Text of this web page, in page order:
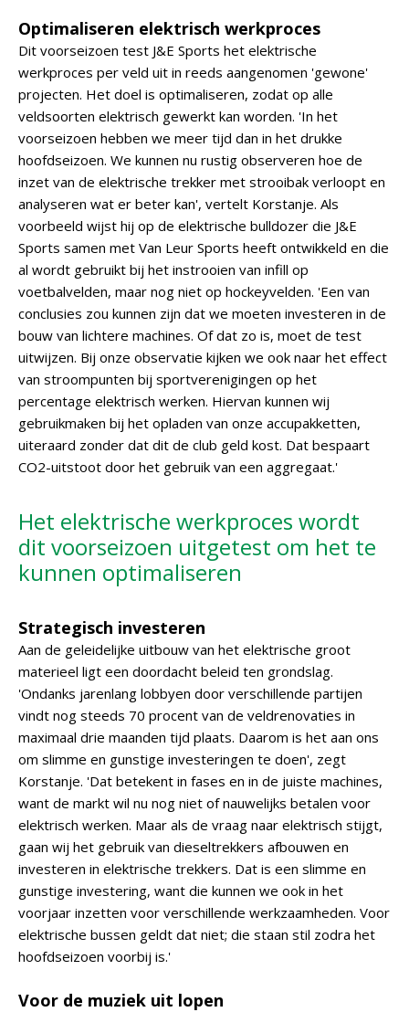
Optimaliseren elektrisch werkproces
Dit voorseizoen test J&E Sports het elektrische
werkproces per veld uit in reeds aangenomen 'gewone'
projecten. Het doel is optimaliseren, zodat op alle
veldsoorten elektrisch gewerkt kan worden. 'In het
voorseizoen hebben we meer tijd dan in het drukke
hoofdseizoen. We kunnen nu rustig observeren hoe de
inzet van de elektrische trekker met strooibak verloopt en
analyseren wat er beter kan', vertelt Korstanje. Als
voorbeeld wijst hij op de elektrische bulldozer die J&E
Sports samen met Van Leur Sports heeft ontwikkeld en die
al wordt gebruikt bij het instrooien van infill op
voetbalvelden, maar nog niet op hockeyvelden. 'Een van
conclusies zou kunnen zijn dat we moeten investeren in de
bouw van lichtere machines. Of dat zo is, moet de test
uitwijzen. Bij onze observatie kijken we ook naar het effect
van stroompunten bij sportverenigingen op het
percentage elektrisch werken. Hiervan kunnen wij
gebruikmaken bij het opladen van onze accupakketten,
uiteraard zonder dat dit de club geld kost. Dat bespaart
CO2-uitstoot door het gebruik van een aggregaat.'
Het elektrische werkproces wordt
dit voorseizoen uitgetest om het te
kunnen optimaliseren
Strategisch investeren
Aan de geleidelijke uitbouw van het elektrische groot
materieel ligt een doordacht beleid ten grondslag.
'Ondanks jarenlang lobbyen door verschillende partijen
vindt nog steeds 70 procent van de veldrenovaties in
maximaal drie maanden tijd plaats. Daarom is het aan ons
om slimme en gunstige investeringen te doen', zegt
Korstanje. 'Dat betekent in fases en in de juiste machines,
want de markt wil nu nog niet of nauwelijks betalen voor
elektrisch werken. Maar als de vraag naar elektrisch stijgt,
gaan wij het gebruik van dieseltrekkers afbouwen en
investeren in elektrische trekkers. Dat is een slimme en
gunstige investering, want die kunnen we ook in het
voorjaar inzetten voor verschillende werkzaamheden. Voor
elektrische bussen geldt dat niet; die staan stil zodra het
hoofdseizoen voorbij is.'
Voor de muziek uit lopen